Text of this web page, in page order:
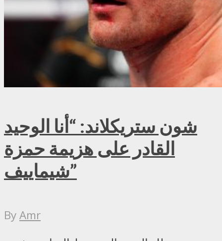
شون ستريكلاند: “أنا الوحيد
القادر على هزيمة حمزة
شيماييف”
ByAmr